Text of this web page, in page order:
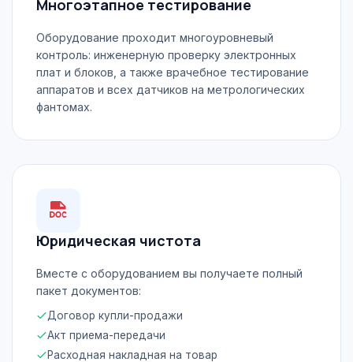
Многоэтапное тестирование
Оборудование проходит многоуровневый
контроль: инженерную проверку электронных
плат и блоков, а также врачебное тестирование
аппаратов и всех датчиков на метрологических
фантомах.
Юридическая чистота
Вместе с оборудованием вы получаете полный
пакет документов:
Договор купли-продажи
Акт приема-передачи
Расходная накладная на товар